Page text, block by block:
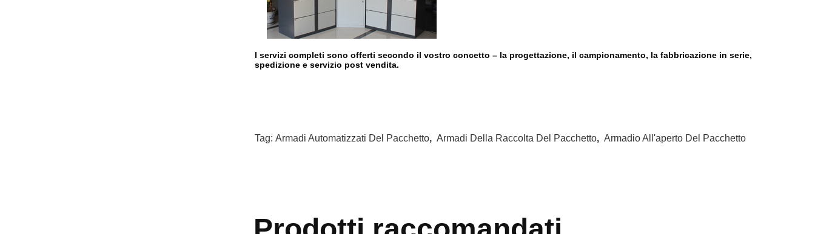
I servizi completi sono offerti secondo il vostro concetto – la progettazione, il campionamento, la fabbricazione in serie,
spedizione e servizio post vendita.
Tag: Armadi Automatizzati Del Pacchetto, Armadi Della Raccolta Del Pacchetto, Armadio All'aperto Del Pacchetto